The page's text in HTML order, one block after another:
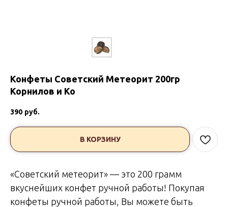
Конфеты Советский Метеорит 200гр
Корнилов и Ко
390 руб.
В КОРЗИНУ
«Советский метеорит» — это 200 грамм
вкуснейших конфет ручной работы! Покупая
конфеты ручной работы, Вы можете быть